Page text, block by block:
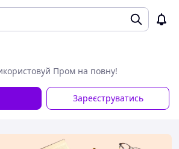
Пром на повну!
Зареєструватись